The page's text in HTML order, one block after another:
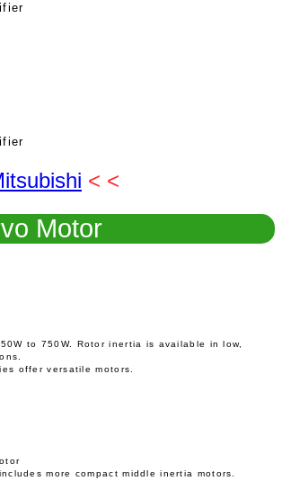
< <
Motor
to 750W. Rotor inertia is available in low,
offer versatile motors.
more compact middle inertia motors.